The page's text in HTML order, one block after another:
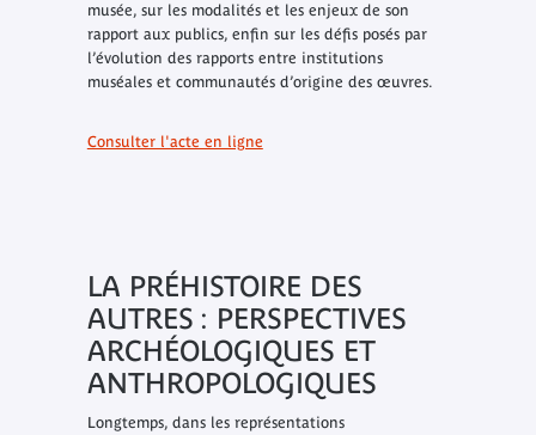
musée, sur les modalités et les enjeux de son
rapport aux publics, enfin sur les défis posés par
l’évolution des rapports entre institutions
muséales et communautés d’origine des œuvres.
Consulter l'acte en ligne
LA PRÉHISTOIRE DES
AUTRES : PERSPECTIVES
ARCHÉOLOGIQUES ET
ANTHROPOLOGIQUES
Longtemps, dans les représentations